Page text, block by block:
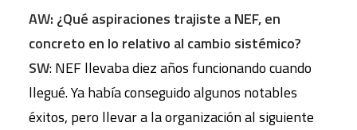
AW: ¿Qué aspiraciones trajiste a NEF, en
concreto en lo relativo al cambio sistémico?
SW: NEF llevaba diez años funcionando cuando
llegué. Ya había conseguido algunos notables
éxitos, pero llevar a la organización al siguiente